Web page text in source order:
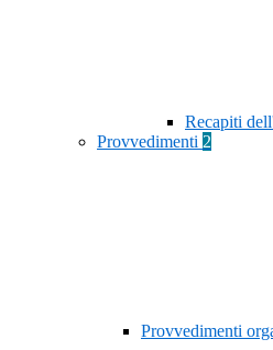
Recapiti
Provvedimenti 2
Provvedimenti